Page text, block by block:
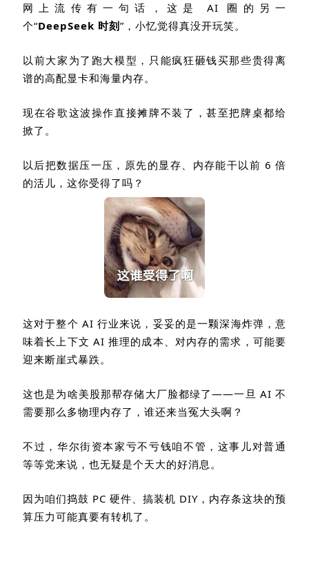
网上流传有一句话，这是AI 圈的另一
个“DeepSeek 时刻” ，小忆觉得真没开玩笑。
以前大家为了跑大模型，只能疯狂砸钱买那些贵得离
谱的高配显卡和海量内存。
现在谷歌这波操作直接摊牌不装了，甚至把牌桌都给
掀了。
以后把数据压一压，原先的显存、内存能干以前 6倍
的活儿，这你受得了吗？
这对于整个 AI 行业来说，妥妥的是一颗深海炸弹，意
味着长上下文 AI推理的成本、对内存的需求，可能要
迎来断崖式暴跌。
这也是为啥美股那帮存储大厂脸都绿了——一旦 AI不
需要那么多物理内存了，谁还来当冤大头啊？
不过，华尔街资本家亏不亏钱咱不管，这事儿对普通
等等党来说，也无疑是个天大的好消息。
因为咱们捣鼓 PC 硬件、搞装机 DIY ，内存条这块的预
算压力可能真要有转机了。